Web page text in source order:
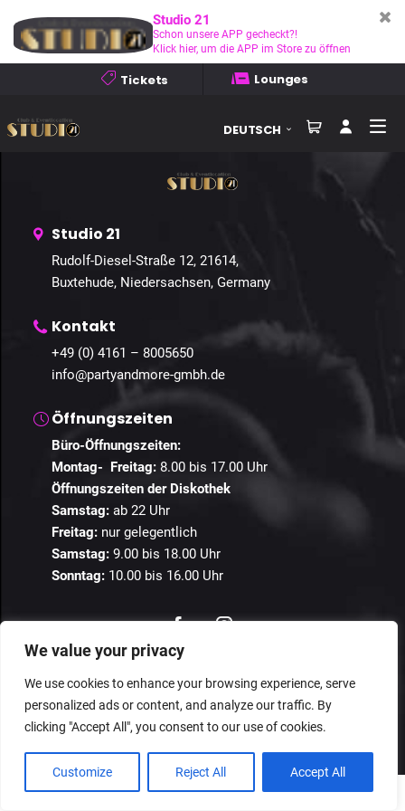
We value your privacy
We use cookies to enhance your browsing experience, serve
personalized ads or content, and analyze our traffic. By
clicking "Accept All", you consent to our use of cookies.
Customize Reject All Accept All
Tickets Lounges
DEUTSCH
Guestastic Frontend App Sites
. This is your first post.
Edit or delete it, then start writing!
Anfahrt
Studio 21
Rudolf-Diesel-Straße 12, 21614,
Buxtehude, Niedersachsen, Germany
Kontakt
+49 (0) 4161 – 8005650
info@partyandmore-gmbh.de
Öffnungszeiten
Büro-Öffnungszeiten:
Montag- Freitag: 8.00 bis 17.00 Uhr
Öffnungszeiten der Diskothek
Samstag: ab 22 Uhr
Freitag: nur gelegentlich
Samstag: 9.00 bis 18.00 Uhr
Sonntag: 10.00 bis 16.00 Uhr
© 2024 Guestastic. Alle Rechte vorbehalten.
Datenschutz Geschäftsbedingungen Impressum
Studio 21
Schon unsere APP gecheckt?!
Klick hier, um die APP im Store zu öffnen